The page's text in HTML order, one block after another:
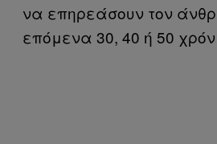
να επηρεάσουν τον
επόμενα 30, 40 ή 50